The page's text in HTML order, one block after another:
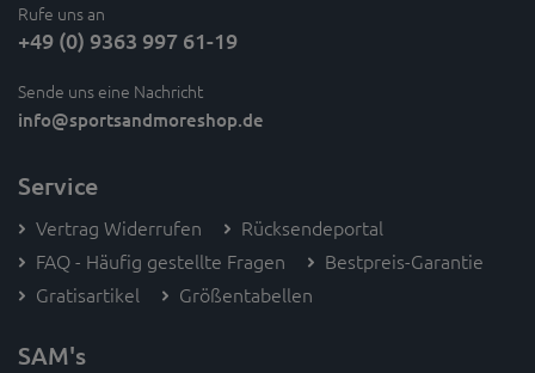
Rufe uns an
+49 (0) 9363 997 61-19
Sende uns eine Nachricht
info@sportsandmoreshop.de
Service
Vertrag Widerrufen
Rücksendeportal
FAQ - Häufig gestellte Fragen
Bestpreis-Garantie
Gratisartikel
Größentabellen
SAM's